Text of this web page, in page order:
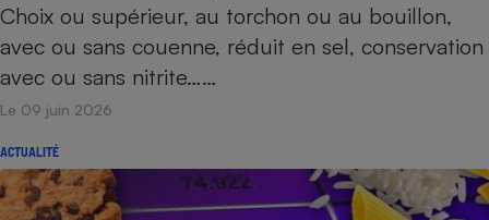
Choix ou supérieur, au torchon ou au bouillon,
avec ou sans couenne, réduit en sel, conservation
avec ou sans nitrite……
Le 09 juin 2026
ACTUALITÉ